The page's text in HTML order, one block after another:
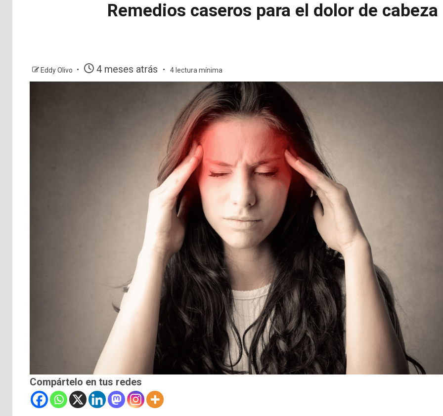
Remedios caseros para el dolor de
Eddy Olivo 4 meses atrás 4 lectura mínima
Compártelo en tus redes